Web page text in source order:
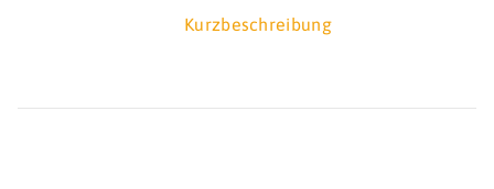
Kurzbeschreibung